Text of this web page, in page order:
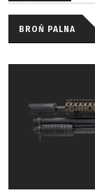
BROŃ PALNA